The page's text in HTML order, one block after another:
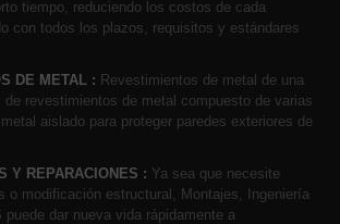
tiempo, reduciendo los costos de cada
con todos los plazos, requisitos y estándares
DE METAL : Revestimientos de metal de una
revestimientos de metal compuesto de varias
aislado para proteger paredes exteriores de
Y REPARACIONES : Ya sea que necesite
o modificación estructural, Montajes, Ingeniería
dar nueva vida rápidamente a